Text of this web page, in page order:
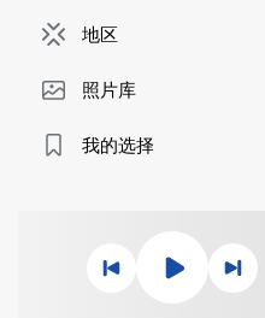
地区
照片库
我的选择